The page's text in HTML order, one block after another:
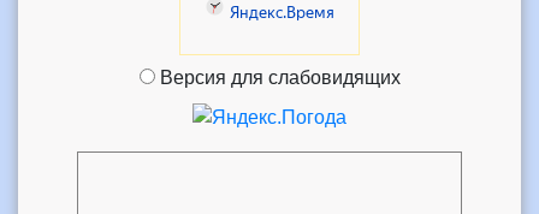
Версия для слабовидящих